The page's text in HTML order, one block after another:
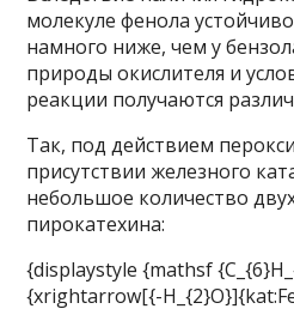
молекуле фенола
намного ниже, чем у
природы окислителя и
реакции получаются
Так, под действием
присутствии железного
небольшое количество
пирокатехина:
{displaystyle {mathsf
{xrightarrow[{-